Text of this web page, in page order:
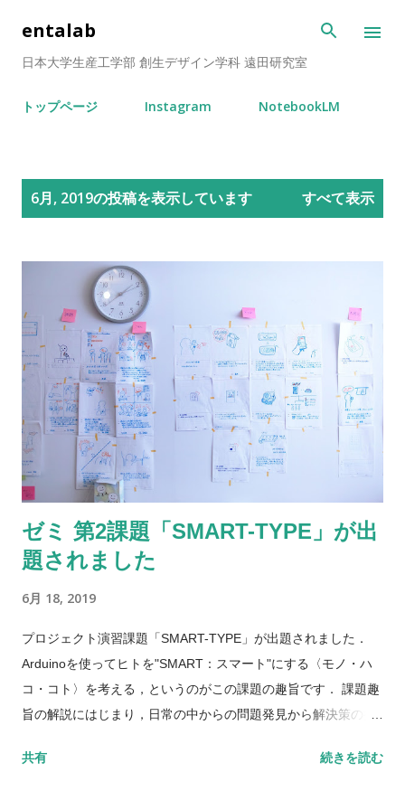
entalab
日本大学生産工学部 創生デザイン学科 遠田研究室
トップページ Instagram NotebookLM
6月, 2019の投稿を表示しています すべて表示
ゼミ 第2課題「SMART-TYPE」が出
題されました
6月 18, 2019
プロジェクト演習課題「SMART-TYPE」が出題されました．
Arduinoを使ってヒトを"SMART：スマート"にする〈モノ・ハ
コ・コト〉を考える，というのがこの課題の趣旨です． 課題趣
旨の解説にはじまり，日常の中からの問題発見から解決策の提
と学生本人の希望とを天秤にかけながら最終的に取り組むテー
共有 続きを読む